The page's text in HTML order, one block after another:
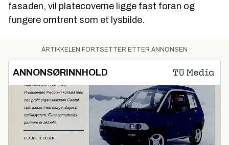
fasaden, vil platecoverne ligge fast foran og
fungere omtrent som et lysbilde.
ARTIKKELEN FORTSETTER ETTER ANNONSEN
ANNONSØRINNHOLD